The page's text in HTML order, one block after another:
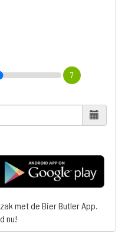
7
met de Bier Butler App.
nu!